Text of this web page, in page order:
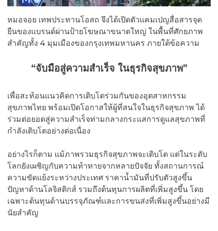
หมอจอย เทพประทานโอสถ จึงได้เปิดตัวเเคมเปญสื่อสารจุด
ยืนของเเบรนด์ผ่านป้ายโฆษณาขนาดใหญ่ ในพื้นที่ศักยภาพ
สำคัญทั้ง 4 มุมเมืองของกรุงเทพมหานคร ภายใต้ข้อความ
“จับมือสู่ความสำเร็จ ในธุรกิจสุขภาพ”
เพื่อสะท้อนแนวคิดการเติบโตร่วมกันของอุตสาหกรรม
สุขภาพไทย พร้อมเปิดโอกาสให้ผู้ที่สนใจในธุรกิจสุขภาพ ได้
ร่วมต่อยอดสู่ความสำเร็จท่ามกลางกระแสการดูแลสุขภาพที่
กำลังเติบโตอย่างต่อเนื่อง
อย่างไรก็ตาม แม้ภาพรวมธุรกิจสุขภาพจะเติบโต แต่ในระดับ
โลกยังเผชิญกับความท้าทายจากหลายปัจจัย ทั้งสถานการณ์
ความขัดแย้งระหว่างประเทศ ราคาน้ำมันที่ปรับตัวสูงขึ้น
ปัญหาด้านโลจิสติกส์ รวมถึงต้นทุนการผลิตที่เพิ่มสูงขึ้น โดย
เฉพาะต้นทุนด้านบรรจุภัณฑ์เเละการขนส่งที่เพิ่มสูงขึ้นอย่างมี
นัยสำคัญ